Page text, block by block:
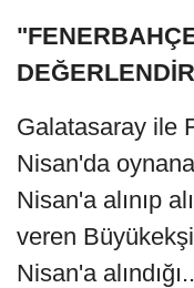
Galatasaray ile
Nisan'da
Nisan'a alınıp
veren
Nisan'a